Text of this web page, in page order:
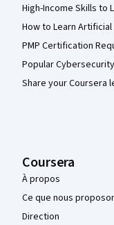
High-Income Skills to
How to Learn
PMP Certification
Popular
Share your Coursera
Coursera
À propos
Ce que nous
Direction